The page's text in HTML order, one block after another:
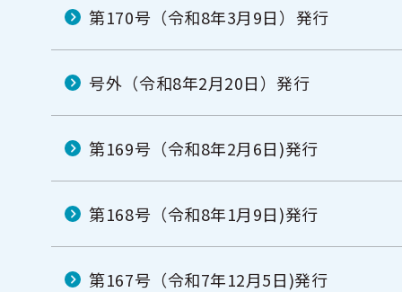
第170号（令和8年3月9日）発行
号外（令和8年2月20日）発行
第169号（令和8年2月6日)発行
第168号（令和8年1月9日)発行
第167号（令和7年12月5日)発行